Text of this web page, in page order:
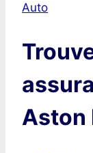
Auto
Aston